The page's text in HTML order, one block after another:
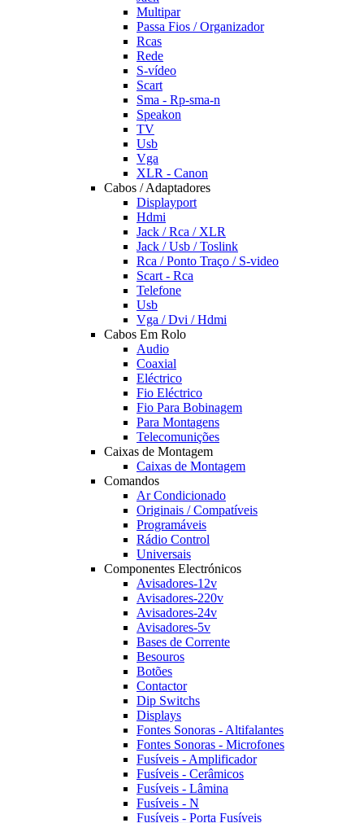
Multipar
Passa Fios / Organizador
Rcas
Rede
S-vídeo
Scart
Sma - Rp-sma-n
Speakon
TV
Usb
Vga
XLR - Canon
Cabos / Adaptadores
Displayport
Hdmi
Jack / Rca / XLR
Jack / Usb / Toslink
Rca / Ponto Traço / S-video
Scart - Rca
Telefone
Usb
Vga / Dvi / Hdmi
Cabos Em Rolo
Audio
Coaxial
Eléctrico
Fio Eléctrico
Fio Para Bobinagem
Para Montagens
Telecomunições
Caixas de Montagem
Caixas de Montagem
Comandos
Ar Condicionado
Originais / Compatíveis
Programáveis
Rádio Control
Universais
Componentes Electrónicos
Avisadores-12v
Avisadores-220v
Avisadores-24v
Avisadores-5v
Bases de Corrente
Besouros
Botões
Contactor
Dip Switchs
Displays
Fontes Sonoras - Altifalantes
Fontes Sonoras - Microfones
Fusíveis - Amplificador
Fusíveis - Cerâmicos
Fusíveis - Lâmina
Fusíveis - N
Fusíveis - Porta Fusíveis